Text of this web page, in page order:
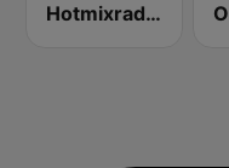
Hotmixradio Hip Hop